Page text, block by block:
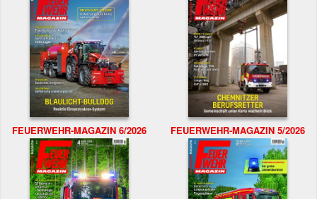
FEUERWEHR-MAGAZIN 6/2026 FEUERWEHR-MAGAZIN 5/2026